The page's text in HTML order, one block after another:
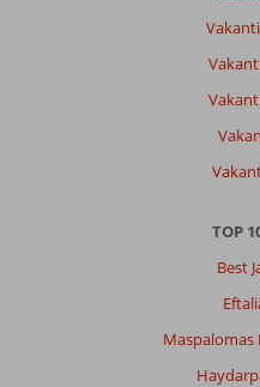
TOP
Best
Maspalomas